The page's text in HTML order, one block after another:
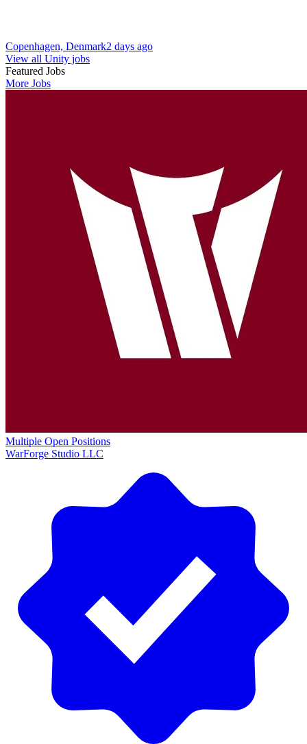
Copenhagen, Denmark2 days ago
View all Unity jobs
Featured Jobs
More Jobs
Multiple Open Positions
WarForge Studio LLC